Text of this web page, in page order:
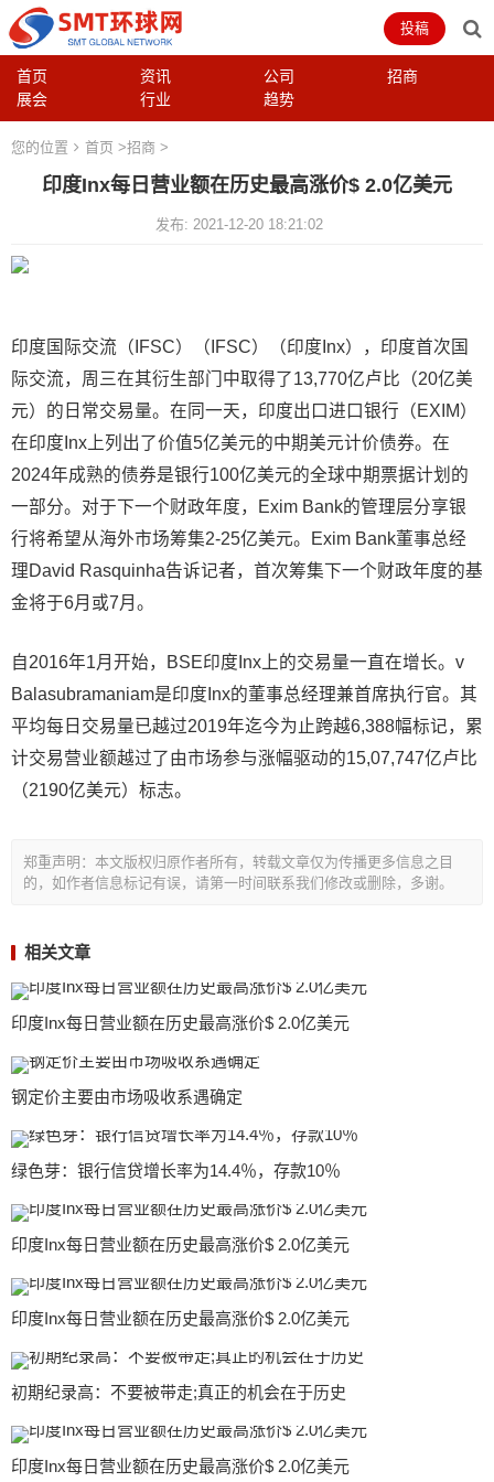
首页 资讯 公司
招商
展会
行业 趋势
投稿
您的位置 首页 >招商 >
印度Inx每日营业额在历史最高涨价$ 2.0亿美元
发布: 2021-12-20 18:21:02
印度国际交流（IFSC）（IFSC）（印度Inx），印度首次国
际交流，周三在其衍生部门中取得了13,770亿卢比（20亿美
元）的日常交易量。在同一天，印度出口进口银行（EXIM）
在印度Inx上列出了价值5亿美元的中期美元计价债券。在
2024年成熟的债券是银行100亿美元的全球中期票据计划的
一部分。对于下一个财政年度，Exim Bank的管理层分享银
行将希望从海外市场筹集2-25亿美元。Exim Bank董事总经
理David Rasquinha告诉记者，首次筹集下一个财政年度的基
金将于6月或7月。
自2016年1月开始，BSE印度Inx上的交易量一直在增长。v
Balasubramaniam是印度Inx的董事总经理兼首席执行官。其
平均每日交易量已越过2019年迄今为止跨越6,388幅标记，累
计交易营业额越过了由市场参与涨幅驱动的15,07,747亿卢比
（2190亿美元）标志。
郑重声明：本文版权归原作者所有，转载文章仅为传播更多信息之目
的，如作者信息标记有误，请第一时间联系我们修改或删除，多谢。
相关文章
印度Inx每日营业额在历史最高涨价$ 2.0亿美元
钢定价主要由市场吸收系遇确定
绿色芽：银行信贷增长率为14.4％，存款10％
印度Inx每日营业额在历史最高涨价$ 2.0亿美元
印度Inx每日营业额在历史最高涨价$ 2.0亿美元
初期纪录高：不要被带走;真正的机会在于历史
印度Inx每日营业额在历史最高涨价$ 2.0亿美元